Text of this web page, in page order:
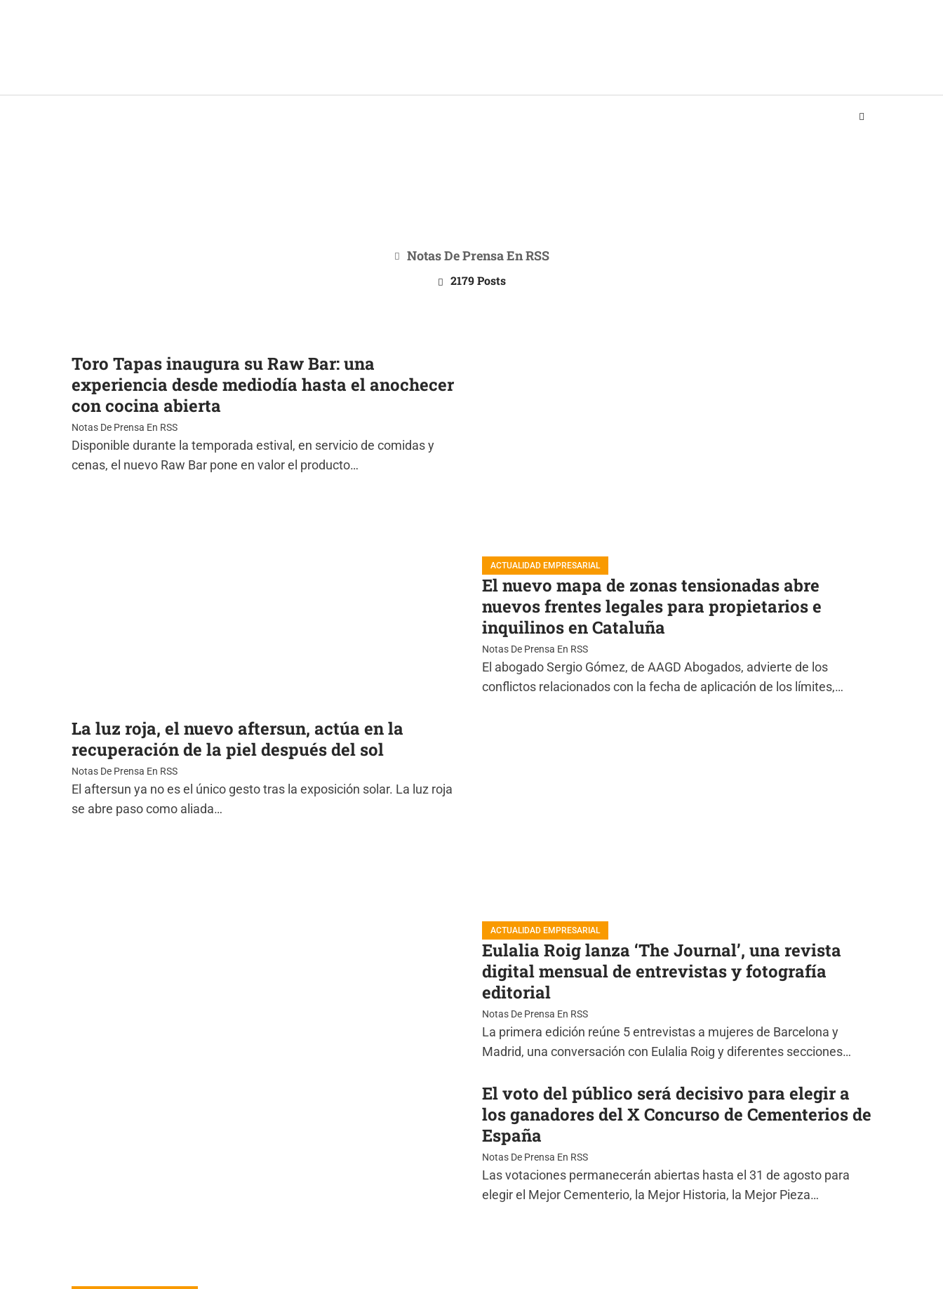
Notas De Prensa En RSS
2179 Posts
Toro Tapas inaugura su Raw Bar: una
experiencia desde mediodía hasta el anochecer
con cocina abierta
Notas De Prensa En RSS
Disponible durante la temporada estival, en servicio de comidas y
cenas, el nuevo Raw Bar pone en valor el producto…
ACTUALIDAD EMPRESARIAL
El nuevo mapa de zonas tensionadas abre
nuevos frentes legales para propietarios e
inquilinos en Cataluña
Notas De Prensa En RSS
El abogado Sergio Gómez, de AAGD Abogados, advierte de los
conflictos relacionados con la fecha de aplicación de los límites,…
La luz roja, el nuevo aftersun, actúa en la
recuperación de la piel después del sol
Notas De Prensa En RSS
El aftersun ya no es el único gesto tras la exposición solar. La luz roja
se abre paso como aliada…
ACTUALIDAD EMPRESARIAL
Eulalia Roig lanza ‘The Journal’, una revista
digital mensual de entrevistas y fotografía
editorial
Notas De Prensa En RSS
La primera edición reúne 5 entrevistas a mujeres de Barcelona y
Madrid, una conversación con Eulalia Roig y diferentes secciones…
El voto del público será decisivo para elegir a
los ganadores del X Concurso de Cementerios de
España
Notas De Prensa En RSS
Las votaciones permanecerán abiertas hasta el 31 de agosto para
elegir el Mejor Cementerio, la Mejor Historia, la Mejor Pieza…